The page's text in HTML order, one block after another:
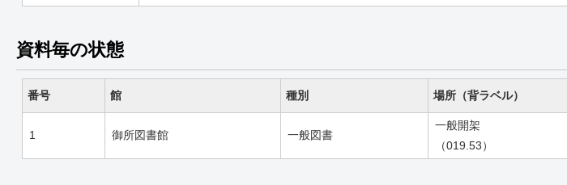
資料毎の状態
番号 館 種別 場所（背ラベル）
1 御所図書館 一般図書
一般開架
（019.53）